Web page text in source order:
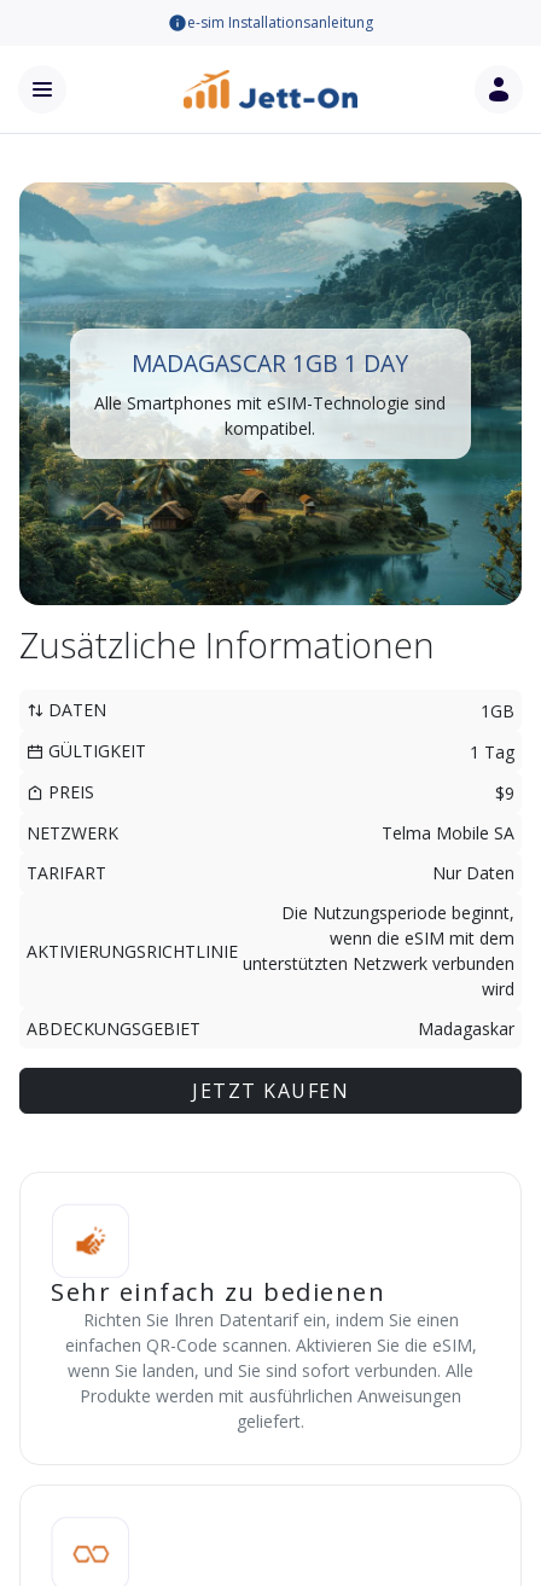
e-sim Installationsanleitung
MADAGASCAR 1GB 1 DAY
Alle Smartphones mit eSIM-Technologie sind
kompatibel.
Zusätzliche Informationen
DATEN
1GB
GÜLTIGKEIT
1 Tag
PREIS
$9
NETZWERK
Telma Mobile SA
TARIFART
Nur Daten
AKTIVIERUNGSRICHTLINIE
Die Nutzungsperiode beginnt,
wenn die eSIM mit dem
unterstützten Netzwerk verbunden
wird
ABDECKUNGSGEBIET
Madagaskar
JETZT KAUFEN
Sehr einfach zu bedienen
Richten Sie Ihren Datentarif ein, indem Sie einen
einfachen QR-Code scannen. Aktivieren Sie die eSIM,
wenn Sie landen, und Sie sind sofort verbunden. Alle
Produkte werden mit ausführlichen Anweisungen
geliefert.